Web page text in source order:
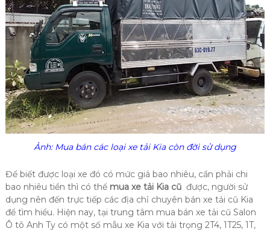
Ảnh: Mua bán các loại xe tải Kia còn đời sử dụng
Để biết được loại xe đó có mức giá bao nhiêu, cần phải chi
bao nhiêu tiền thì có thể mua xe tải Kia cũ được, người sử
dụng nên đến trực tiếp các địa chỉ chuyên bán xe tải cũ Kia
để tìm hiểu. Hiện nay, tại trung tâm mua bán xe tải cũ Salon
Ô tô Anh Ty có một số mẫu xe Kia với tải trọng 2T4, 1T25, 1T,